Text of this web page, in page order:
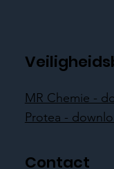
MR Chemie -
Protea -
Contact